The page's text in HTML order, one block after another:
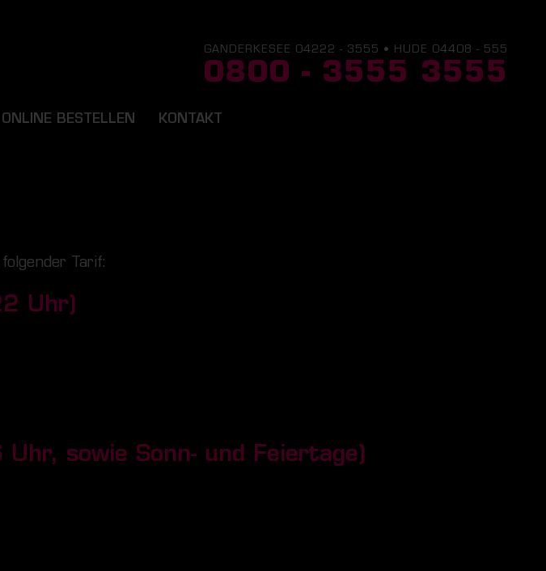
GANDERKESEE 04222 - 3555 • HUDE 04408 - 555
0800 - 3555 3555
ONLINE BESTELLEN KONTAKT
Tarif:
Uhr)
sowie Sonn- und Feiertage)